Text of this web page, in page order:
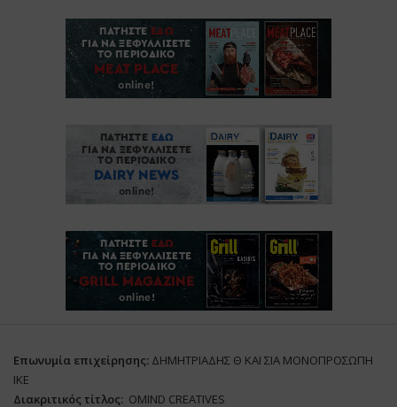
Επωνυμία επιχείρησης: ΔΗΜΗΤΡΙΑΔΗΣ Θ ΚΑΙ ΣΙΑ ΜΟΝΟΠΡΟΣΩΠΗ
ΙΚΕ
Διακριτικός τίτλος: ΟΜΙΝD CREATIVES